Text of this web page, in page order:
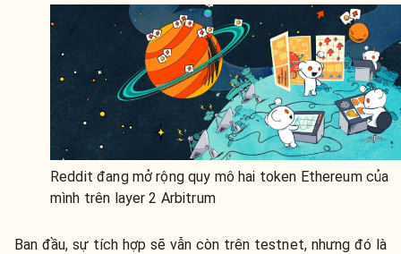
Reddit đang mở rộng quy mô hai token Ethereum của
mình trên layer 2 Arbitrum
Ban đầu, sự tích hợp sẽ vẫn còn trên testnet, nhưng đó là